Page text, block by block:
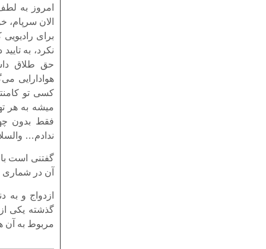
امروز به
الان
برای
نکرد، به
حق طلاق
هوادارایی
کسی تو
میشه به هر
فقط بدون
ندادم…
گفتنی است
آن در شماری
ازدواج و
گذشته یکی
مربوط به آن